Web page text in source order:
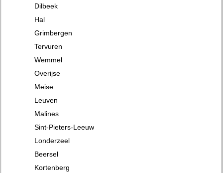
Dilbeek
Hal
Grimbergen
Tervuren
Wemmel
Overijse
Meise
Leuven
Malines
Sint-Pieters-Leeuw
Londerzeel
Beersel
Kortenberg